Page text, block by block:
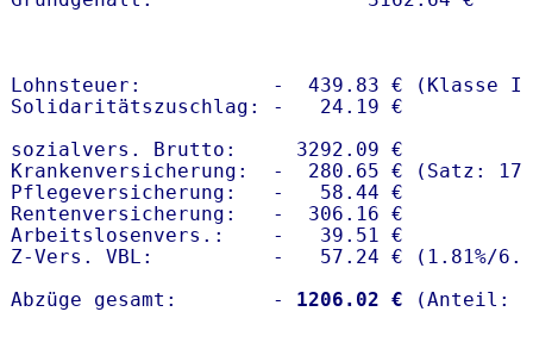
Lohnsteuer:           -  439.83 € (Klasse I)
Solidaritätszuschlag: -   24.19 €
sozialvers. Brutto:     3292.09 €
Krankenversicherung:  -  280.65 € (Satz:
Pflegeversicherung:   -   58.44 €
Rentenversicherung:   -  306.16 €
Arbeitslosenvers.:    -   39.51 €
Z-Vers. VBL:          -   57.24 € ( 1.81%/
Abzüge gesamt:        -
1206.02 €